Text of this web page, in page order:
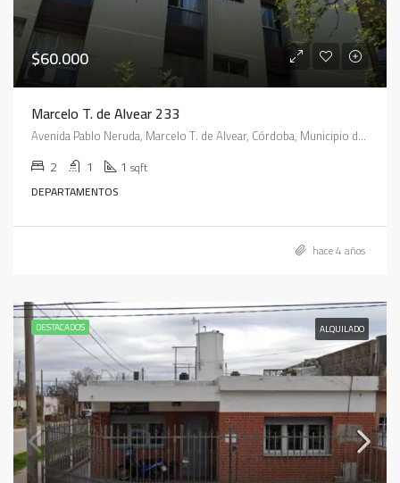
$60.000
Marcelo T. de Alvear 233
Avenida Pablo Neruda, Marcelo T. de Alvear, Córdoba, Municipio de Córdoba, Pedanía Capital, Departamento Capital, Córdoba, X5020, Argentina
2 1 1 sqft
DEPARTAMENTOS
hace 4 años
DESTACADOS ALQUILADO